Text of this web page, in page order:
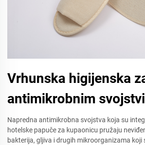
Vrhunska higijenska
antimikrobnim
Napredna antimikrobna svojstva koja su
hotelske papuče za kupaonicu pružaju
bakterija, gljiva i drugih mikroorganizama koji